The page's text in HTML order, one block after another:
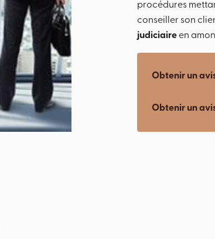
procédures
conseiller son
judiciaireen
Obtenir un
Obtenir un